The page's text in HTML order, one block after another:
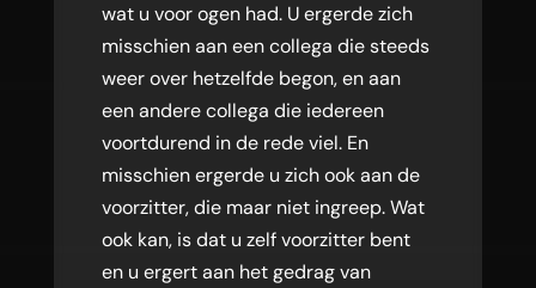
wat u voor ogen had. U ergerde zich
misschien aan een collega die steeds
weer over hetzelfde begon, en aan
een andere collega die iedereen
voortdurend in de rede viel. En
misschien ergerde u zich ook aan de
voorzitter, die maar niet ingreep. Wat
ook kan, is dat u zelf voorzitter bent
en u ergert aan het gedrag van